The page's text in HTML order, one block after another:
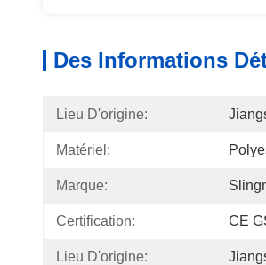
Des Informations
Lieu D'origine:
Matériel:
Marque:
Certification: CE
Lieu D'origine: